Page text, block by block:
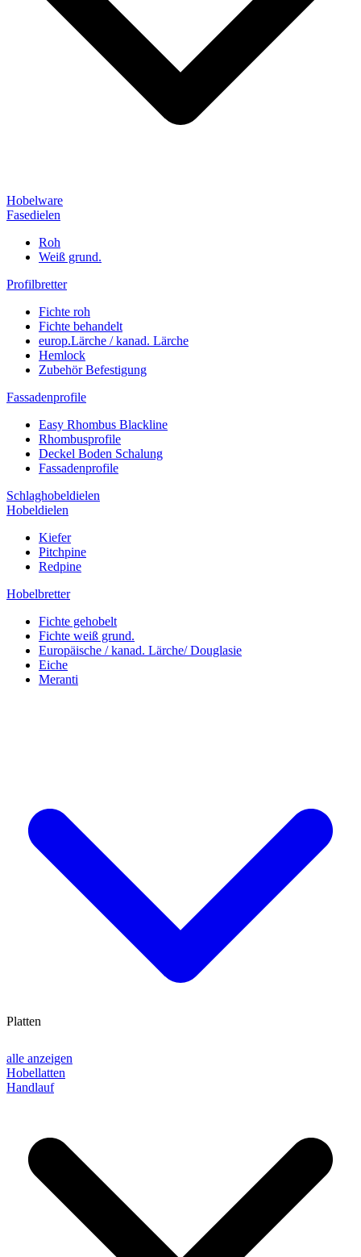
Hobelware
Fasedielen
Roh
Weiß grund.
Profilbretter
Fichte roh
Fichte behandelt
europ.Lärche / kanad. Lärche
Hemlock
Zubehör Befestigung
Fassadenprofile
Easy Rhombus Blackline
Rhombusprofile
Deckel Boden Schalung
Fassadenprofile
Schlaghobeldielen
Hobeldielen
Kiefer
Pitchpine
Redpine
Hobelbretter
Fichte gehobelt
Fichte weiß grund.
Europäische / kanad. Lärche/ Douglasie
Eiche
Meranti
alle anzeigen
Hobellatten
Handlauf
Platten